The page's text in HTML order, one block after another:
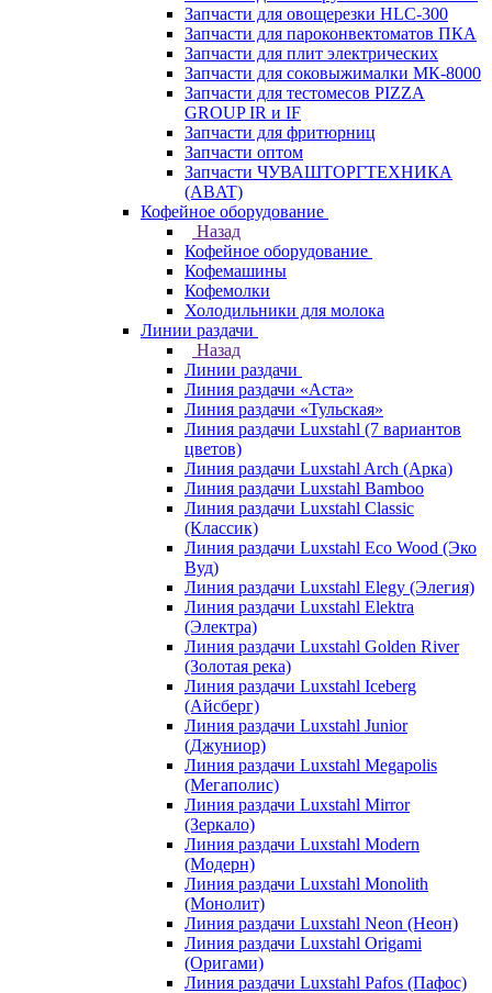
Запчасти для овощерезки HLC-300
Запчасти для пароконвектоматов ПКА
Запчасти для плит электрических
Запчасти для соковыжималки МК-8000
Запчасти для тестомесов PIZZA
GROUP IR и IF
Запчасти для фритюрниц
Запчасти оптом
Запчасти ЧУВАШТОРГТЕХНИКА
(ABAT)
Кофейное оборудование
Назад
Кофейное оборудование
Кофемашины
Кофемолки
Холодильники для молока
Линии раздачи
Назад
Линии раздачи
Линия раздачи «Аста»
Линия раздачи «Тульская»
Линия раздачи Luxstahl (7 вариантов
цветов)
Линия раздачи Luxstahl Arch (Арка)
Линия раздачи Luxstahl Bamboo
Линия раздачи Luxstahl Classic
(Классик)
Линия раздачи Luxstahl Eco Wood (Эко
Вуд)
Линия раздачи Luxstahl Elegy (Элегия)
Линия раздачи Luxstahl Elektra
(Электра)
Линия раздачи Luxstahl Golden River
(Золотая река)
Линия раздачи Luxstahl Iceberg
(Айсберг)
Линия раздачи Luxstahl Junior
(Джуниор)
Линия раздачи Luxstahl Megapolis
(Мегаполис)
Линия раздачи Luxstahl Mirror
(Зеркало)
Линия раздачи Luxstahl Modern
(Модерн)
Линия раздачи Luxstahl Monolith
(Монолит)
Линия раздачи Luxstahl Neon (Неон)
Линия раздачи Luxstahl Origami
(Оригами)
Линия раздачи Luxstahl Pafos (Пафос)